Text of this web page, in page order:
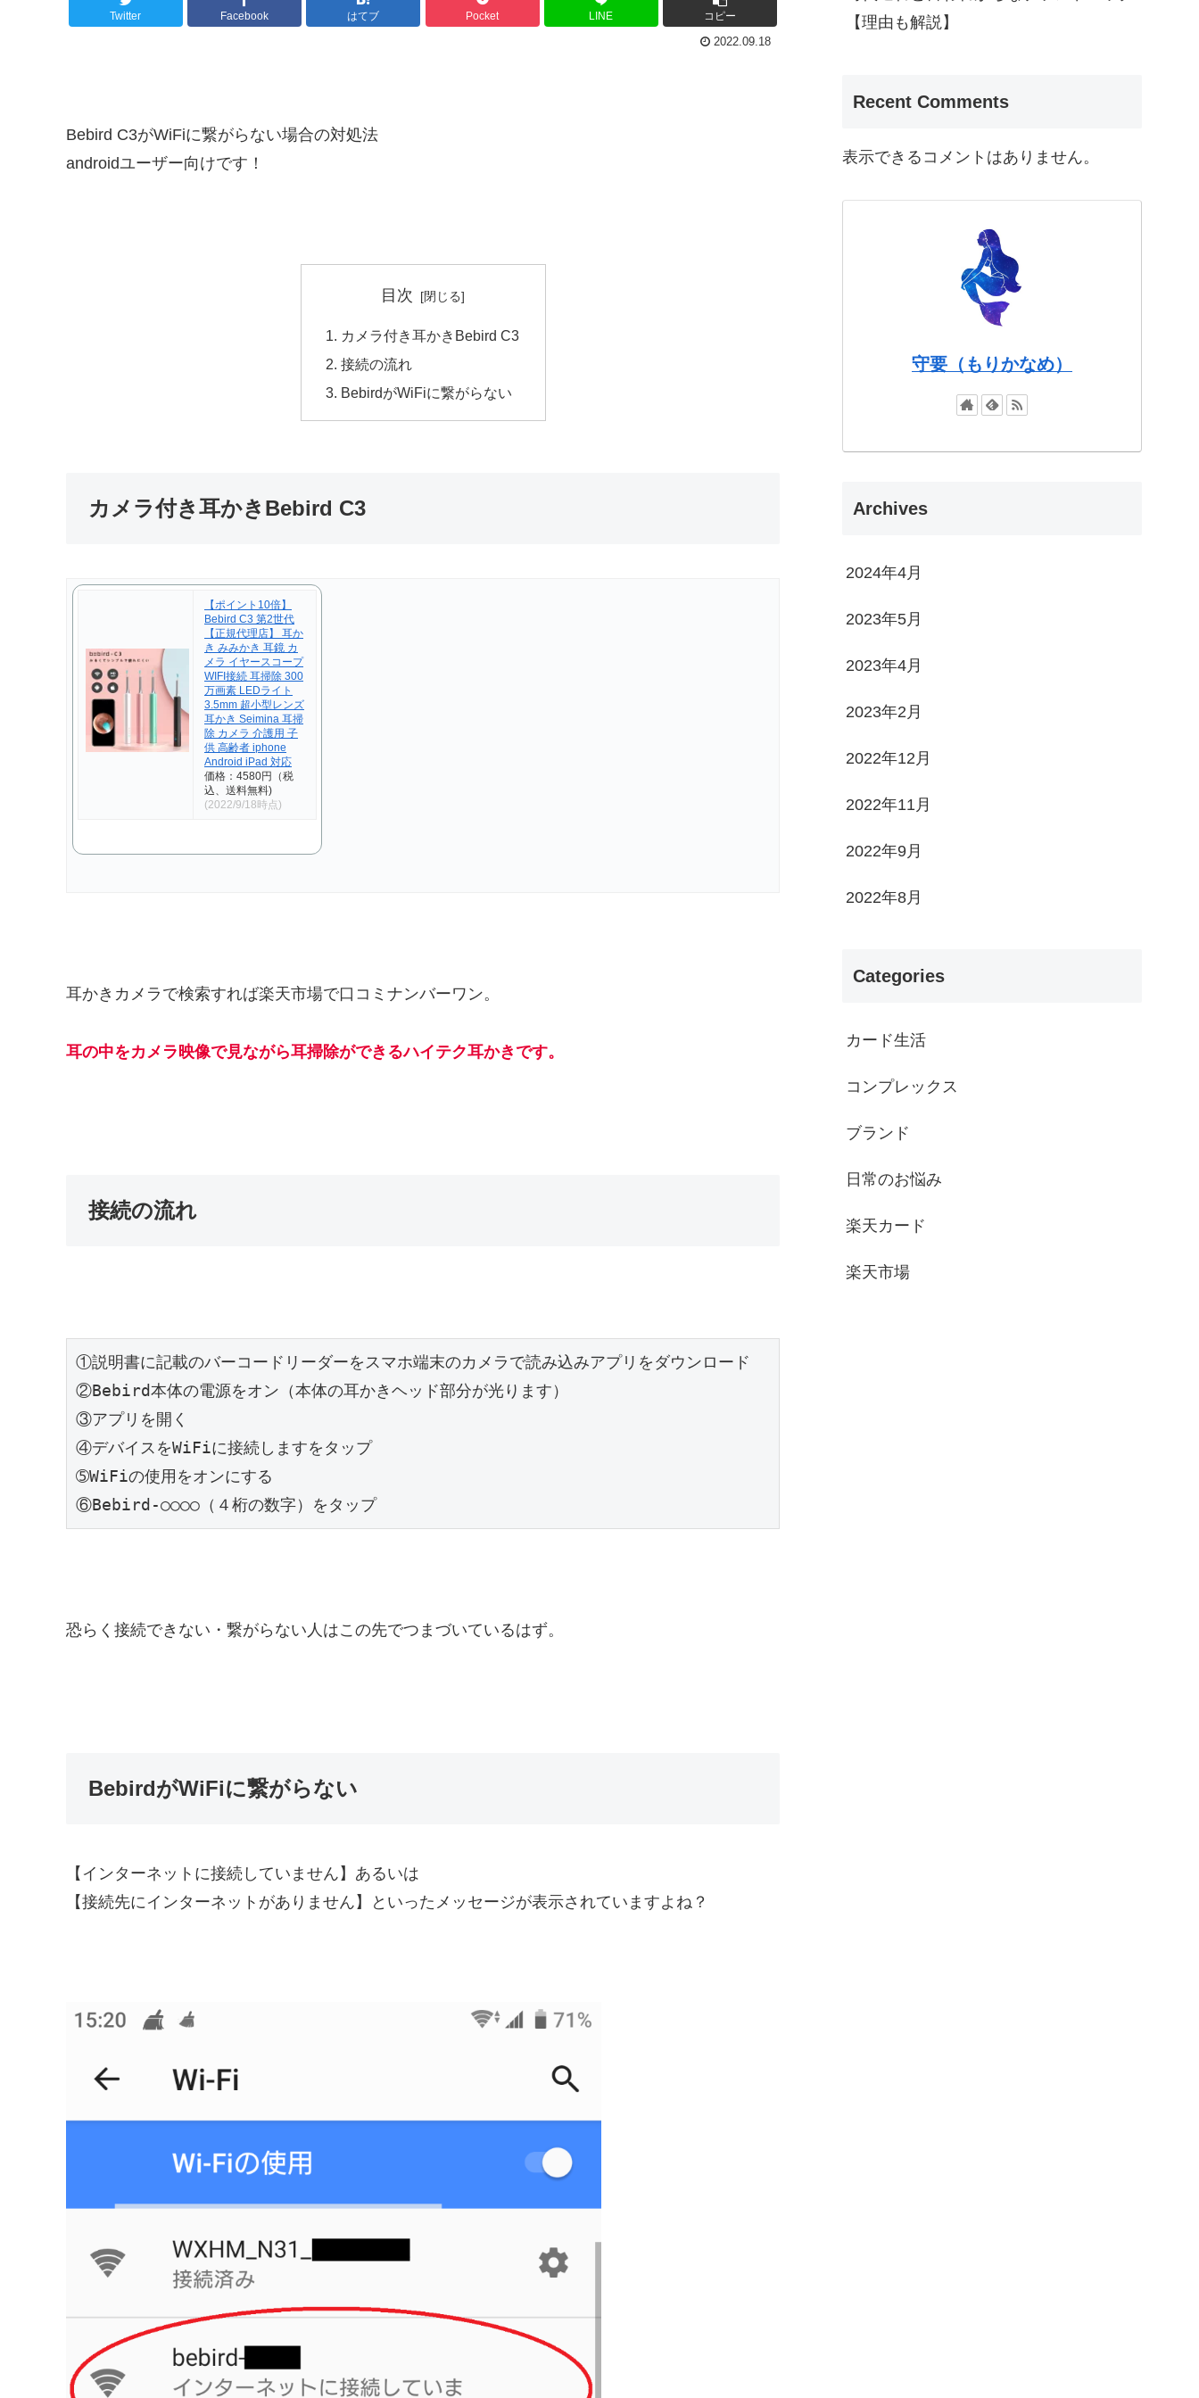
Twitter Facebook はてブ Pocket LINE コピー
2022.09.18
Bebird C3がWiFiに繋がらない場合の対処法
androidユーザー向けです！
目次
カメラ付き耳かきBebird C3
接続の流れ
BebirdがWiFiに繋がらない
カメラ付き耳かきBebird C3
【ポイント10倍】
Bebird C3 第2世代
【正規代理店】 耳か
き みみかき 耳鏡 カ
メラ イヤースコープ
WIFI接続 耳掃除 300
万画素 LEDライト
3.5mm 超小型レンズ
耳かき Seimina 耳掃
除 カメラ 介護用 子
供 高齢者 iphone
Android iPad 対応
価格：4580円（税
込、送料無料)
(2022/9/18時点)
耳かきカメラで検索すれば楽天市場で口コミナンバーワン。
耳の中をカメラ映像で見ながら耳掃除ができるハイテク耳かきです。
接続の流れ
①説明書に記載のバーコードリーダーをスマホ端末のカメラで読み込みアプリをダウンロード
②Bebird本体の電源をオン（本体の耳かきヘッド部分が光ります）
③アプリを開く
④デバイスをWiFiに接続しますをタップ
➄WiFiの使用をオンにする
⑥Bebird-○○○○（４桁の数字）をタップ
恐らく接続できない・繋がらない人はこの先でつまづいているはず。
BebirdがWiFiに繋がらない
【インターネットに接続していません】あるいは
【接続先にインターネットがありません】といったメッセージが表示されていますよね？
【理由も解説】
Recent Comments
表示できるコメントはありません。
守要（もりかなめ）
Archives
2024年4月
2023年5月
2023年4月
2023年2月
2022年12月
2022年11月
2022年9月
2022年8月
Categories
カード生活
コンプレックス
ブランド
日常のお悩み
楽天カード
楽天市場